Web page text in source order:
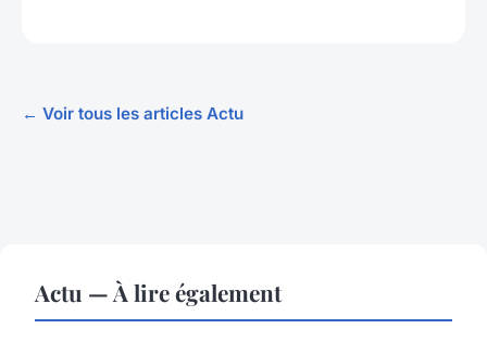
← Voir tous les articles Actu
Actu — À lire également